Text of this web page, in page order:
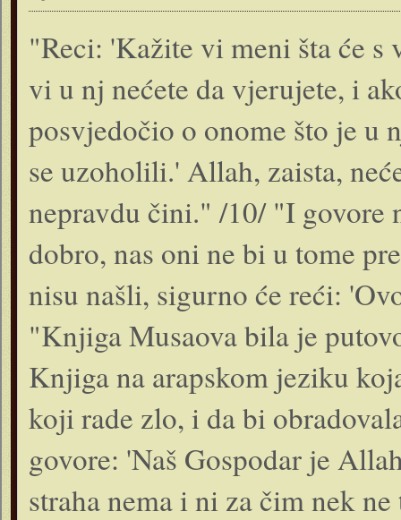
"Reci: 'Kažite vi meni šta će s
vi u nj nećete da vjerujete, i
posvjedočio o onome što je u
se uzoholili.' Allah, zaista,
nepravdu čini." /10/ "I
dobro, nas oni ne bi u tome
nisu našli, sigurno će reći:
"Knjiga Musaova bila je
Knjiga na arapskom jeziku
koji rade zlo, i da bi
govore: 'Naš Gospodar je
straha nema i ni za čim nek